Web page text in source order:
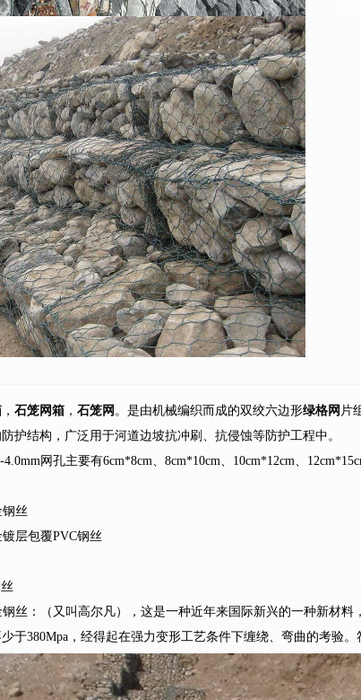
， 石笼网箱， 石笼网 。是由机械编织而成的双绞六边形绿格网 片
护结构，广泛用于河道边坡抗冲刷、抗侵蚀等防护工程中。
网孔主要有6cm*8cm、8cm*10cm、10cm*12cm、
丝
层包覆PVC钢丝
丝：（又叫高尔凡），这是一种近年来国际新兴的一种新材
于380Mpa，经得起在强力变形工艺条件下缠绕、弯曲的考验。